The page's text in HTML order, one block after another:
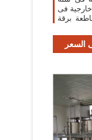
خارجية فى
برقة